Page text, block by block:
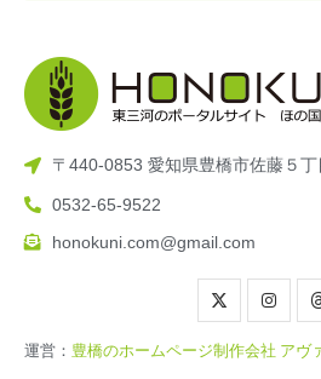
〒440-0853 愛知県豊橋市佐藤５丁
0532-65-9522
honokuni.com@gmail.com
運営： 豊橋のホームページ制作会社 アヴ